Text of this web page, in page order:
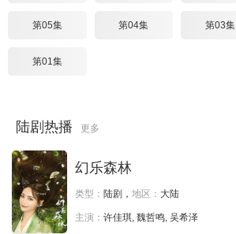
第05集 第04集 第03集
第01集
陆剧热播 更多
幻乐森林
类型： 陆剧， 地区： 大陆
主演： 许佳琪, 魏哲鸣, 吴希泽